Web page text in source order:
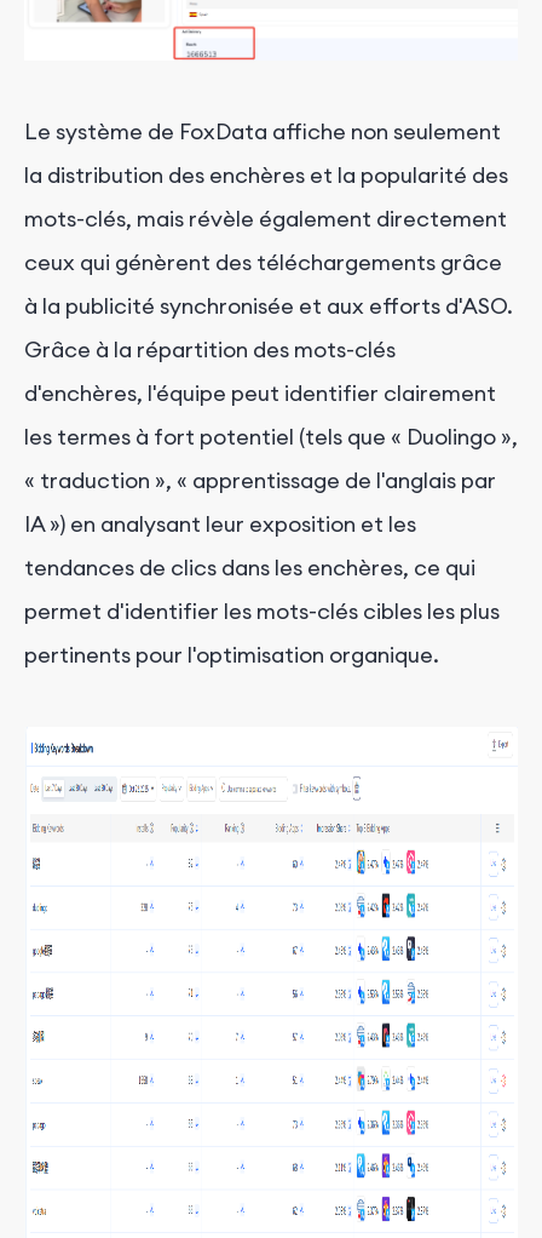
Le système de FoxData affiche non seulement
la distribution des enchères et la popularité des
mots-clés, mais révèle également directement
ceux qui génèrent des téléchargements grâce
à la publicité synchronisée et aux efforts d'ASO.
Grâce à la répartition des mots-clés
d'enchères, l'équipe peut identifier clairement
les termes à fort potentiel (tels que « Duolingo »,
« traduction », « apprentissage de l'anglais par
IA ») en analysant leur exposition et les
tendances de clics dans les enchères, ce qui
permet d'identifier les mots-clés cibles les plus
pertinents pour l'optimisation organique.